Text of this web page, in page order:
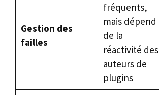
Gestion des
failles
fréquents,
mais dépend
de la
réactivité des
auteurs de
plugins